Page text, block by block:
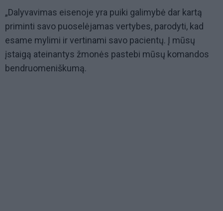
„Dalyvavimas eisenoje yra puiki galimybė dar kartą
priminti savo puoselėjamas vertybes, parodyti, kad
esame mylimi ir vertinami savo pacientų. Į mūsų
įstaigą ateinantys žmonės pastebi mūsų komandos
bendruomeniškumą.